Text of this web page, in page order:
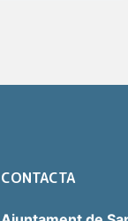
CONTACTA